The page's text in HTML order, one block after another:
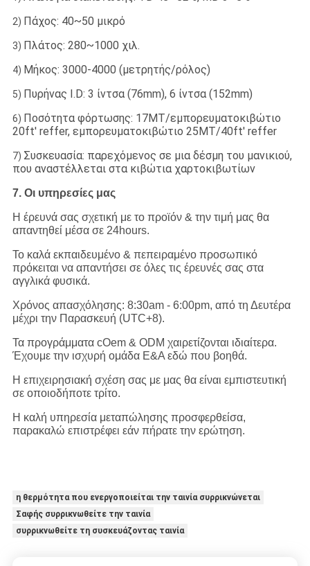
2) Πάχος: 40~50 μικρό
3) Πλάτος: 280~1000 χιλ.
4) Μήκος: 3000-4000 (μετρητής/ρόλος)
5) Πυρήνας I.D: 3 ίντσα (76mm), 6 ίντσα (152mm)
6) Ποσότητα φόρτωσης: 17MT/εμπορευματοκιβώτιο
20ft' reffer, εμπορευματοκιβώτιο 25MT/40ft' reffer
7) Συσκευασία: παρεχόμενος σε μια δέσμη του μανικιού,
που αναστέλλεται στα κιβώτια χαρτοκιβωτίων
7. Οι υπηρεσίες μας
Η έρευνά σας σχετική με το προϊόν & την τιμή μας θα
απαντηθεί μέσα σε 24hours.
Το καλά εκπαιδευμένο & πεπειραμένο προσωπικό
πρόκειται να απαντήσει σε όλες τις έρευνές σας στα
αγγλικά φυσικά.
Χρόνος απασχόλησης: 8:30am - 6:00pm, από τη Δευτέρα
μέχρι την Παρασκευή (UTC+8).
Τα προγράμματα cOem & ODM χαιρετίζονται ιδιαίτερα.
Έχουμε την ισχυρή ομάδα Ε&Α εδώ που βοηθά.
Η επιχειρησιακή σχέση σας με μας θα είναι εμπιστευτική
σε οποιοδήποτε τρίτο.
Η καλή υπηρεσία μεταπώλησης προσφερθείσα,
παρακαλώ επιστρέφει εάν πήρατε την ερώτηση.
η θερμότητα που ενεργοποιείται την ταινία συρρικνώνεται
Σαφής συρρικνωθείτε την ταινία
συρρικνωθείτε τη συσκευάζοντας ταινία